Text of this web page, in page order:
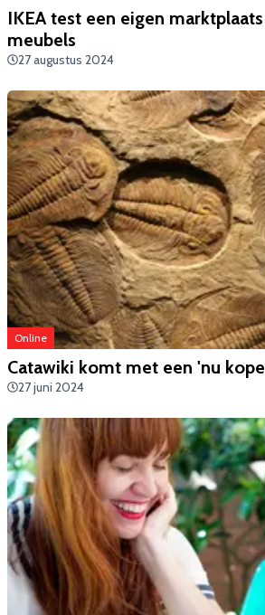
IKEA test een eigen
meubels
27 augustus 2024
Online
Catawiki komt met een 'nu
27 juni 2024